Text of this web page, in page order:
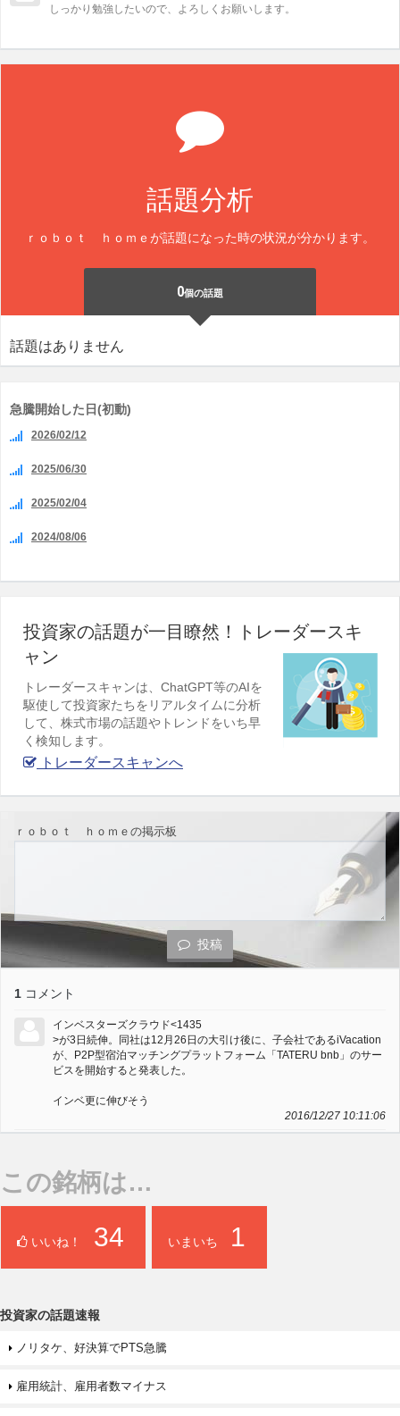
しっかり勉強したいので、よろしくお願いします。
話題分析
ｒｏｂｏｔ ｈｏｍｅが話題になった時の状況が分かります。
0個の話題
話題はありません
急騰開始した日(初動)
2026/02/12
2025/06/30
2025/02/04
2024/08/06
投資家の話題が一目瞭然！トレーダースキ
ャン
トレーダースキャンは、ChatGPT等のAIを
駆使して投資家たちをリアルタイムに分析
して、株式市場の話題やトレンドをいち早
く検知します。
トレーダースキャンへ
ｒｏｂｏｔ ｈｏｍｅの掲示板
投稿
1 コメント
インベスターズクラウド<1435
>が3日続伸。同社は12月26日の大引け後に、子会社であるiVacation
が、P2P型宿泊マッチングプラットフォーム「TATERU bnb」のサー
ビスを開始すると発表した。
インベ更に伸びそう
2016/12/27 10:11:06
この銘柄は…
いいね！ 34 いまいち 1
投資家の話題速報
ノリタケ、好決算でPTS急騰
雇用統計、雇用者数マイナス